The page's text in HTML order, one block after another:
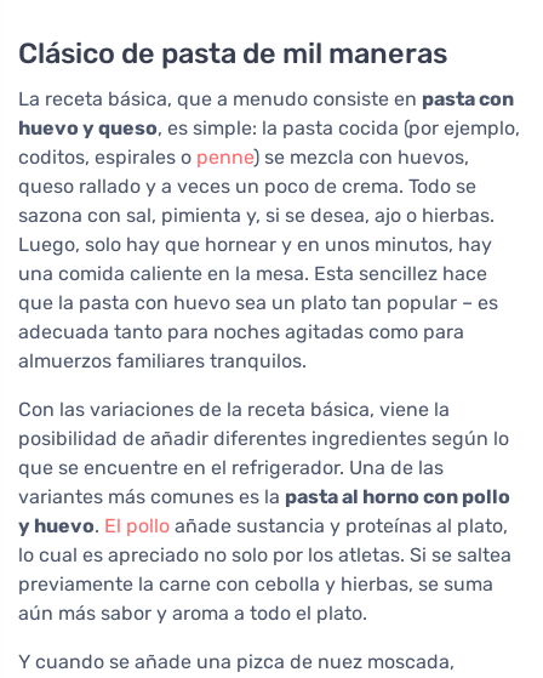
Clásico de pasta de mil maneras
La receta básica, que a menudo consiste en pasta con
huevo y queso, es simple: la pasta cocida (por ejemplo,
coditos, espirales o penne) se mezcla con huevos,
queso rallado y a veces un poco de crema. Todo se
sazona con sal, pimienta y, si se desea, ajo o hierbas.
Luego, solo hay que hornear y en unos minutos, hay
una comida caliente en la mesa. Esta sencillez hace
que la pasta con huevo sea un plato tan popular – es
adecuada tanto para noches agitadas como para
almuerzos familiares tranquilos.
Con las variaciones de la receta básica, viene la
posibilidad de añadir diferentes ingredientes según lo
que se encuentre en el refrigerador. Una de las
variantes más comunes es la pasta al horno con pollo
y huevo. El pollo añade sustancia y proteínas al plato,
lo cual es apreciado no solo por los atletas. Si se saltea
previamente la carne con cebolla y hierbas, se suma
aún más sabor y aroma a todo el plato.
Y cuando se añade una pizca de nuez moscada,